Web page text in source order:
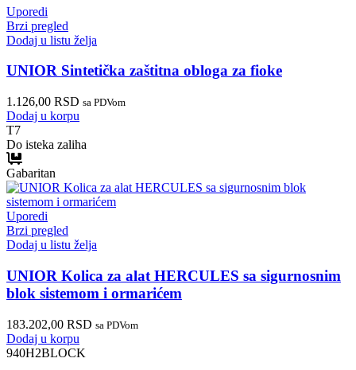
Uporedi
Brzi pregled
Dodaj u listu želja
UNIOR Sintetička zaštitna obloga za fioke
1.126,00 RSD sa PDVom
Dodaj u korpu
T7
Do isteka zaliha
Gabaritan
Uporedi
Brzi pregled
Dodaj u listu želja
UNIOR Kolica za alat HERCULES sa sigurnosnim
blok sistemom i ormarićem
183.202,00 RSD sa PDVom
Dodaj u korpu
940H2BLOCK